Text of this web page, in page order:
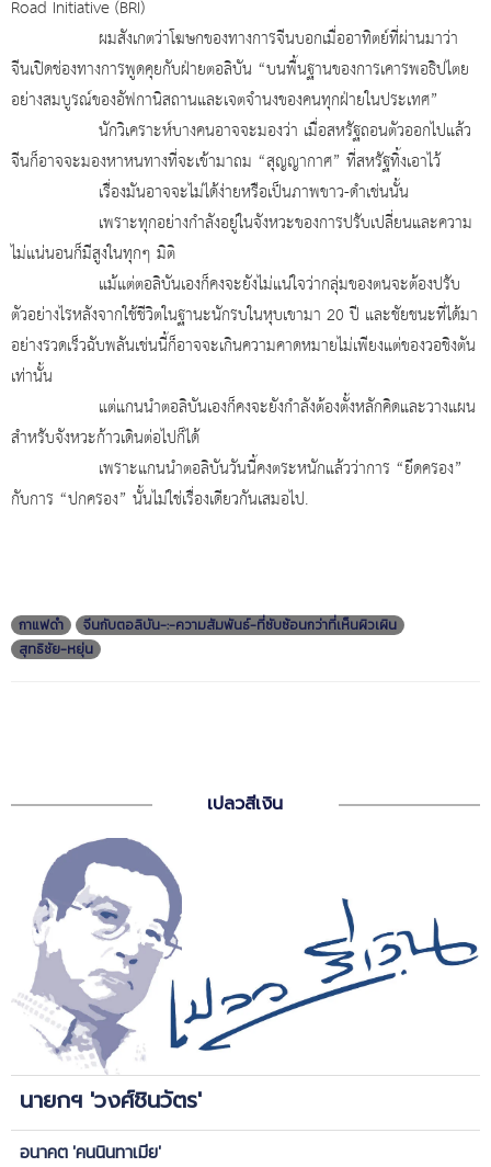
Road Initiative (BRI)
ผมสังเกตว่าโฆษกของทางการจีนบอกเมื่ออาทิตย์ที่ผ่านมาว่า
จีนเปิดช่องทางการพูดคุยกับฝ่ายตอลิบัน “บนพื้นฐานของการเคารพอธิปไตย
อย่างสมบูรณ์ของอัฟกานิสถานและเจตจำนงของคนทุกฝ่ายในประเทศ”
นักวิเคราะห์บางคนอาจจะมองว่า เมื่อสหรัฐถอนตัวออกไปแล้ว
จีนก็อาจจะมองหาหนทางที่จะเข้ามาถม “สุญญากาศ” ที่สหรัฐทิ้งเอาไว้
เรื่องมันอาจจะไม่ได้ง่ายหรือเป็นภาพขาว-ดำเช่นนั้น
เพราะทุกอย่างกำลังอยู่ในจังหวะของการปรับเปลี่ยนและความ
ไม่แน่นอนก็มีสูงในทุกๆ มิติ
แม้แต่ตอลิบันเองก็คงจะยังไม่แน่ใจว่ากลุ่มของตนจะต้องปรับ
ตัวอย่างไรหลังจากใช้ชีวิตในฐานะนักรบในหุบเขามา 20 ปี และชัยชนะที่ได้มา
อย่างรวดเร็วฉับพลันเช่นนี้ก็อาจจะเกินความคาดหมายไม่เพียงแต่ของวอชิงตัน
เท่านั้น
แต่แกนนำตอลิบันเองก็คงจะยังกำลังต้องตั้งหลักคิดและวางแผน
สำหรับจังหวะก้าวเดินต่อไปก็ได้
เพราะแกนนำตอลิบันวันนี้คงตระหนักแล้วว่าการ “ยึดครอง”
กับการ “ปกครอง” นั้นไม่ใช่เรื่องเดียวกันเสมอไป.
กาแฟดำ
จีนกับตอลิบัน-:-ความสัมพันธ์-ที่ซับซ้อนกว่าที่เห็นผิวเผิน
สุทธิชัย-หยุ่น
เปลวสีเงิน
นายกฯ 'วงศ์ชินวัตร'
อนาคต 'คนนินทาเมีย'